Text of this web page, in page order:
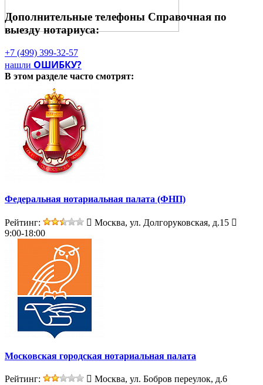
Дополнительные телефоны Справочная по
выезду нотариуса:
+7 (499) 399-32-57
нашли ОШИБКУ?
В этом разделе часто смотрят:
Федеральная нотариальная палата (ФНП)
Рейтинг:
Москва, ул. Долгоруковская, д.15
9:00-18:00
Московская городская нотариальная палата
Рейтинг: Москва, ул. Бобров переулок, д.6